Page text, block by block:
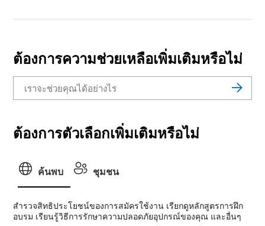
ต้องการความช่วยเหลือเพิ่มเติมหรือไม่
ต้องการตัวเลือกเพิ่มเติมหรือไม่
ค้นพบ ชุมชน
สํารวจสิทธิประโยชน์ของการสมัครใช้งาน เรียกดูหลักสูตรการฝึก
อบรม เรียนรู้วิธีการรักษาความปลอดภัยอุปกรณ์ของคุณ และอื่นๆ